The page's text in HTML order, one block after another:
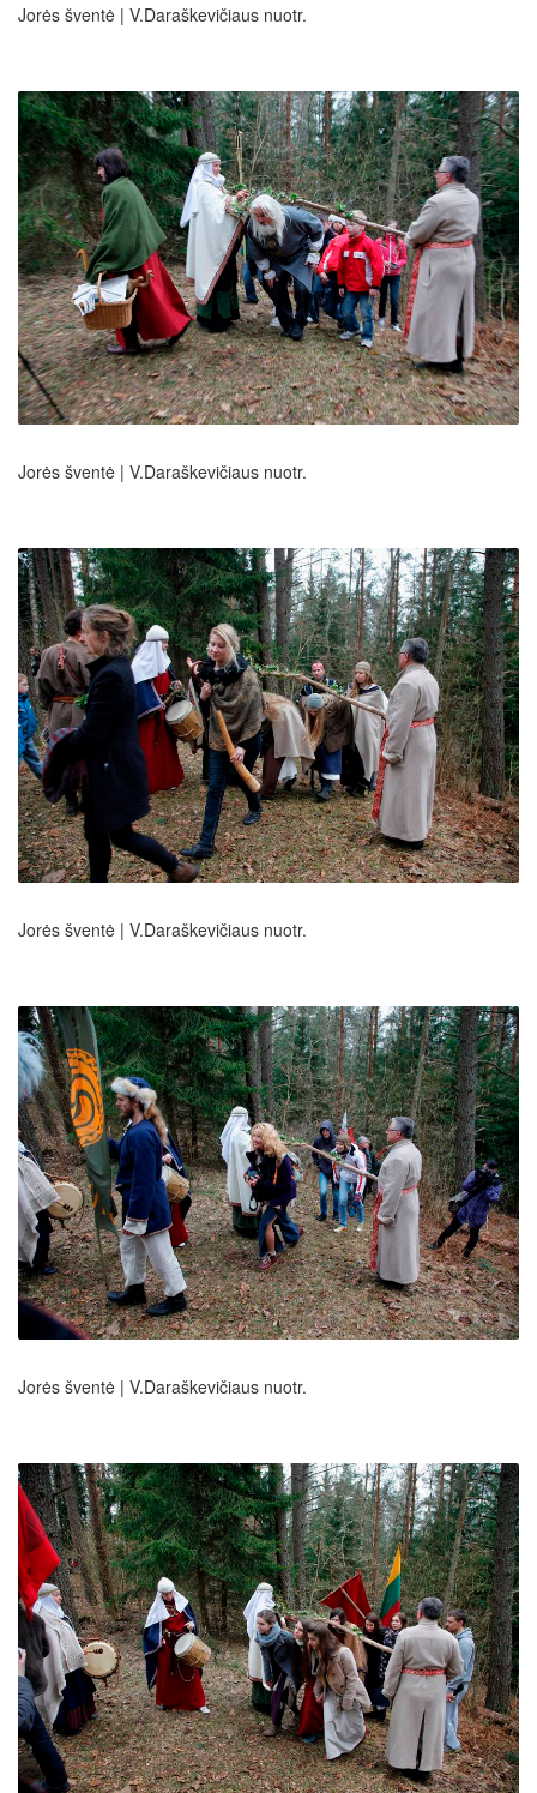
Jorės šventė | V.Daraškevičiaus nuotr.
Jorės šventė | V.Daraškevičiaus nuotr.
Jorės šventė | V.Daraškevičiaus nuotr.
Jorės šventė | V.Daraškevičiaus nuotr.